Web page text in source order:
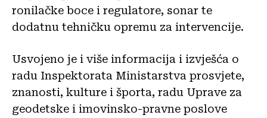
ronilačke boce i regulatore, sonar te
dodatnu tehničku opremu za intervencije.
Usvojeno je i više informacija i izvješća o
radu Inspektorata Ministarstva prosvjete,
znanosti, kulture i športa, radu Uprave za
geodetske i imovinsko-pravne poslove